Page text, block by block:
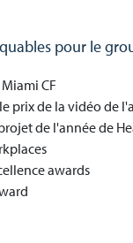
pour le
CF
prix de la vidéo de
de l'année de
awards